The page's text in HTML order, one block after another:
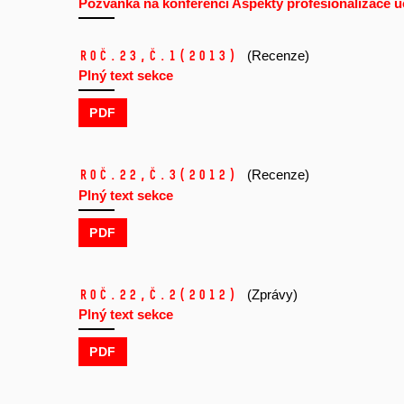
Roč.23, č.1 (2013)
(Recenze)
Plný text sekce
PDF
Roč.22, č.3 (2012)
(Recenze)
Plný text sekce
PDF
Roč.22, č.2 (2012)
(Zprávy)
Plný text sekce
PDF